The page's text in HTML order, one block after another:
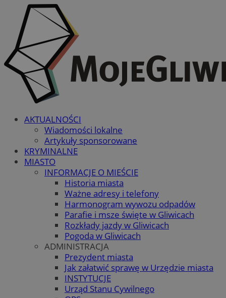
AKTUALNOŚCI
Wiadomości lokalne
Artykuły sponsorowane
KRYMINALNE
MIASTO
INFORMACJE O MIEŚCIE
Historia miasta
Ważne adresy i telefony
Harmonogram wywozu odpadów
Parafie i msze święte w Gliwicach
Rozkłady jazdy w Gliwicach
Pogoda w Gliwicach
ADMINISTRACJA
Prezydent miasta
Jak załatwić sprawę w Urzędzie miasta
INSTYTUCJE
Urząd Stanu Cywilnego